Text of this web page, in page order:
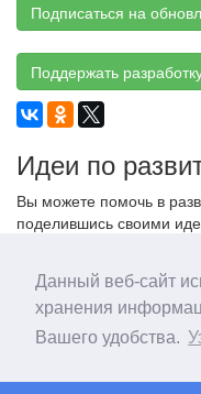
Данный веб-сайт
хранения
Вашего удобства.
Подписаться на
Поддержать
Идеи по
Вы можете помочь в
поделившись своими
добавленные. В случае
сообщения об ошибках